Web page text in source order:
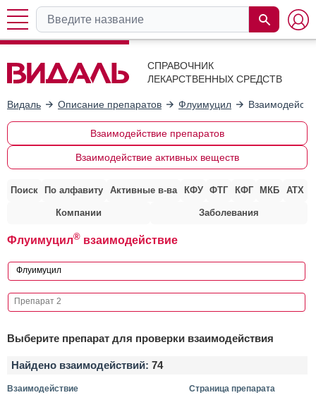
СПРАВОЧНИК
ЛЕКАРСТВЕННЫХ СРЕДСТВ
Видаль Описание препаратов Флуимуцил
Взаимодействие препаратов
Взаимодействие активных веществ
Поиск По алфавиту Активные в-ва КФУ ФТГ КФГ МКБ АТХ
Компании Заболевания
Флуимуцил® взаимодействие
Выберите препарат для проверки взаимодействия
Найдено взаимодействий: 74
Взаимодействие Страница препарата